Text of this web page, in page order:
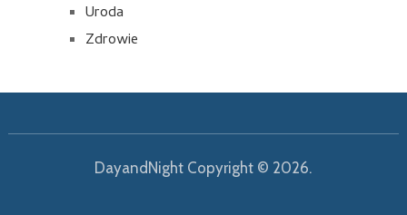
Uroda
Zdrowie
DayandNight Copyright © 2026.